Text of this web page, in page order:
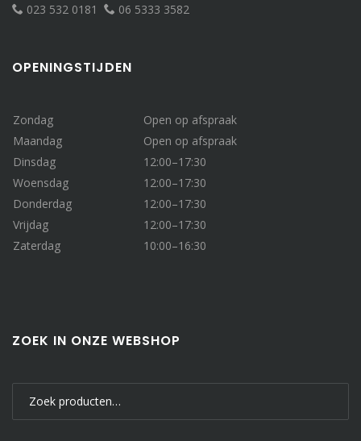
023 532 0181
06 5333 3582
OPENINGSTIJDEN
Zondag
Open op afspraak
Maandag
Open op afspraak
Dinsdag
12:00–17:30
Woensdag
12:00–17:30
Donderdag
12:00–17:30
Vrijdag
12:00–17:30
Zaterdag
10:00–16:30
ZOEK IN ONZE WEBSHOP